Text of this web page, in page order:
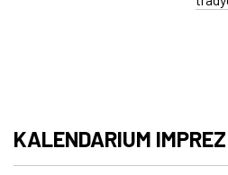
KALENDARIUM IMPREZ